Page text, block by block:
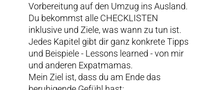
Vorbereitung auf den Umzug ins Ausland.
Du bekommst alle CHECKLISTEN
inklusive und Ziele, was wann zu tun ist.
Jedes Kapitel gibt dir ganz konkrete Tipps
und Beispiele - Lessons learned - von mir
und anderen Expatmamas.
Mein Ziel ist, dass du am Ende das